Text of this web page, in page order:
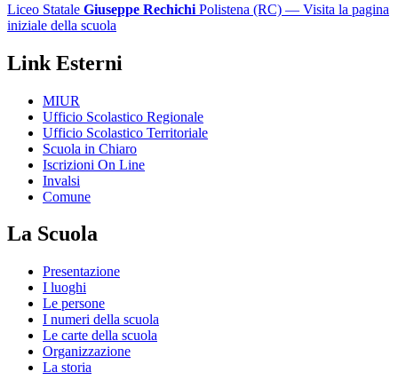
Liceo Statale Giuseppe Rechichi Polistena (RC) — Visita la pagina
iniziale della scuola
Link Esterni
MIUR
Ufficio Scolastico Regionale
Ufficio Scolastico Territoriale
Scuola in Chiaro
Iscrizioni On Line
Invalsi
Comune
La Scuola
Presentazione
I luoghi
Le persone
I numeri della scuola
Le carte della scuola
Organizzazione
La storia